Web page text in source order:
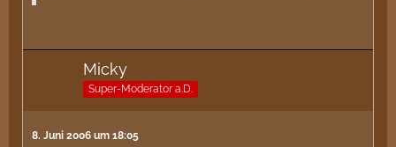
Micky
Super-Moderator a.D.
8. Juni 2006 um 18:05